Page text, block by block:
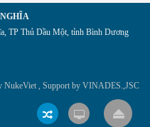
TP Thủ Dầu Một, tỉnh Bình Dương
NukeViet , Support by VINADES.,JSC